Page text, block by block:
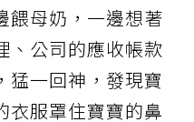
餵母奶，一邊想著
、公司的應收帳款
一回神，發現寶
衣服罩住寶寶的鼻